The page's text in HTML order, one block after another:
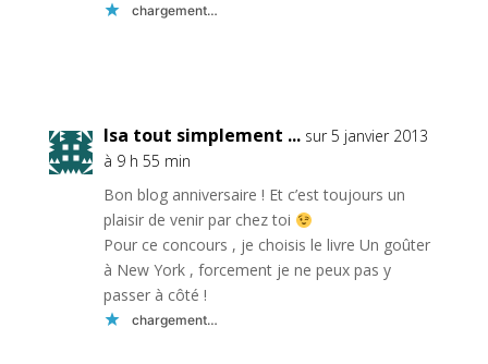
chargement…
Isa tout simplement ... sur 5 janvier 2013
à 9 h 55 min
Bon blog anniversaire ! Et c’est toujours un
plaisir de venir par chez toi
Pour ce concours , je choisis le livre Un goûter
à New York , forcement je ne peux pas y
passer à côté !
chargement…